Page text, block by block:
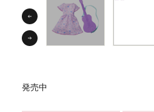
発売中